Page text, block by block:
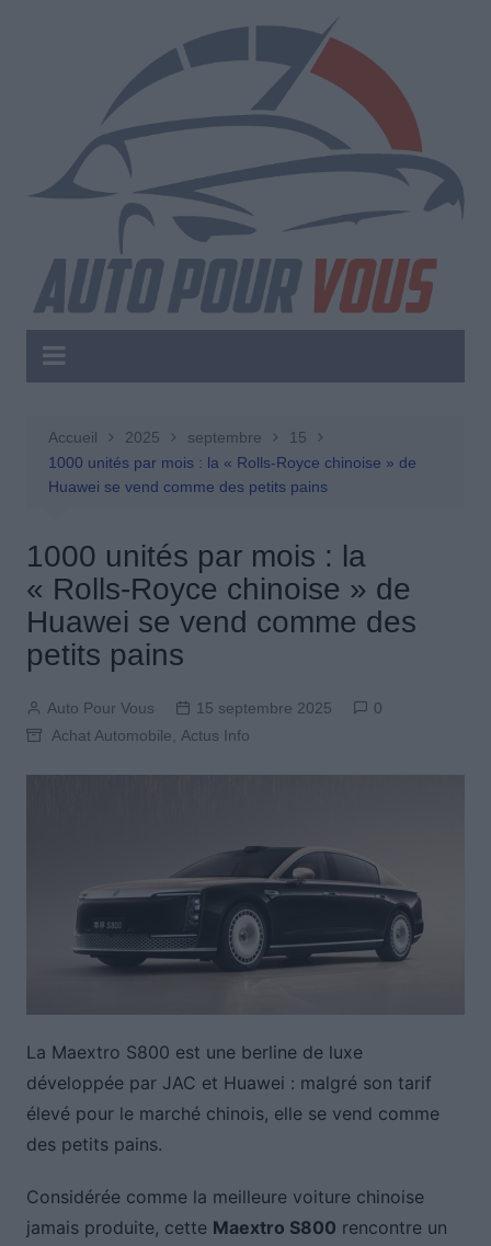
Accueil 2025 septembre
15
1000 unités par mois : la « Rolls-Royce chinoise » de
Huawei se vend comme des petits pains
1000 unités par mois : la
« Rolls-Royce chinoise » de
Huawei se vend comme des
petits pains
Auto Pour Vous 15 septembre 2025
0
Achat Automobile, Actus Info
La Maextro S800 est une berline de luxe
développée par JAC et Huawei : malgré son tarif
élevé pour le marché chinois, elle se vend comme
des petits pains.
Considérée comme la meilleure voiture chinoise
jamais produite, cette Maextro S800 rencontre un